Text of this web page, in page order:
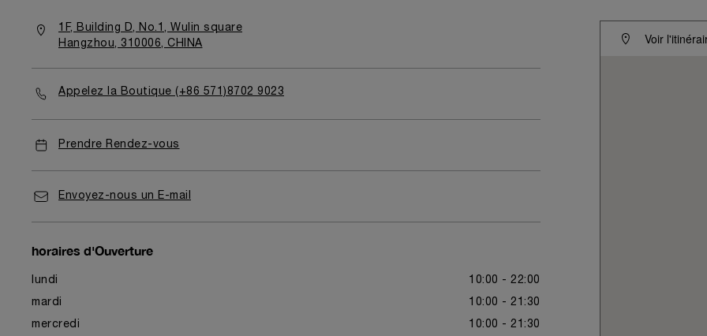
1F, Building D, No.1, Wulin square
Hangzhou, 310006, CHINA
Appelez la Boutique (+86 571)8702 9023
Prendre Rendez-vous
Envoyez-nous un E-mail
horaires d'Ouverture
lundi 10:00 - 22:00
mardi 10:00 - 21:30
mercredi 10:00 - 21:30
Voir